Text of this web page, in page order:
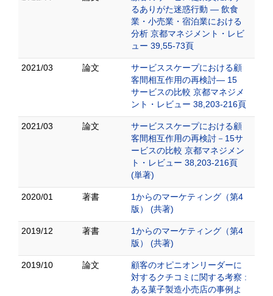
るありがた迷惑行動 ― 飲食
業・小売業・宿泊業における
分析 京都マネジメント・レビ
ュー 39,55-73頁
2021/03 論文
サービススケープにおける顧
客間相互作用の再検討― 15
サービスの比較 京都マネジメ
ント・レビュー 38,203-216頁
2021/03 論文
サービススケープにおける顧
客間相互作用の再検討－15サ
ービスの比較 京都マネジメン
ト・レビュー 38,203-216頁
(単著)
2020/01 著書
1からのマーケティング（第4
版） (共著)
2019/12 著書
1からのマーケティング（第4
版） (共著)
2019/10 論文
顧客のオピニオンリーダーに
対するクチコミに関する考察 :
ある菓子製造小売店の事例よ